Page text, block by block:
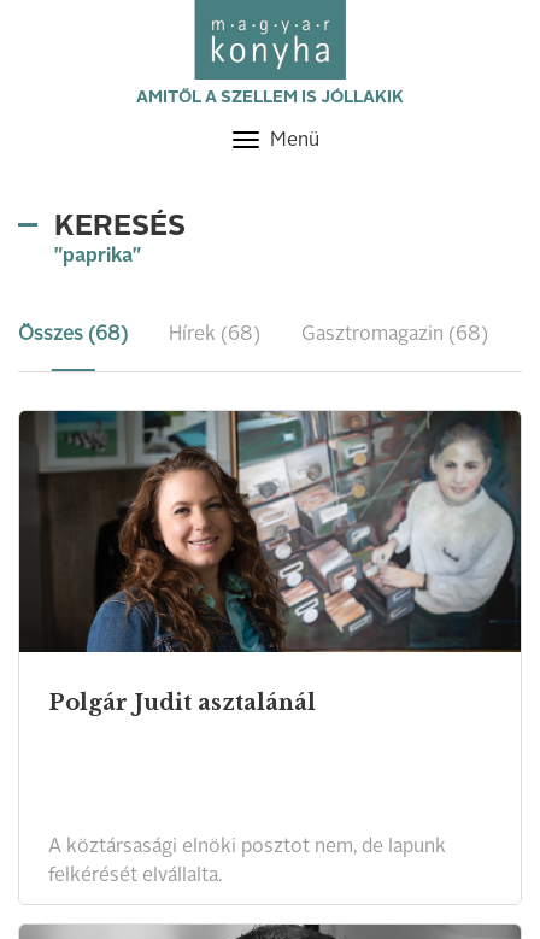
AMITŐL A SZELLEM IS JÓLLAKIK
Toggle
Menü
KERESÉS
"paprika"
Összes (68) Hírek (68) Gasztromagazin (68)
Polgár Judit asztalánál
A köztársasági elnöki posztot nem, de lapunk
felkérését elvállalta.